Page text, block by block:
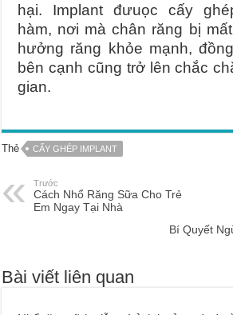
hại. Implant đưuọc cấy
hàm, nơi mà chân răng bị
hưởng răng khỏe mạnh,
bên cạnh cũng trở lên chắc
gian.
Thẻ CẤY GHÉP IMPLANT
Trước
Cách Nhổ Răng Sữa Cho Trẻ
Em Ngay Tại Nhà
Bí Quyết
Bài viết liên quan